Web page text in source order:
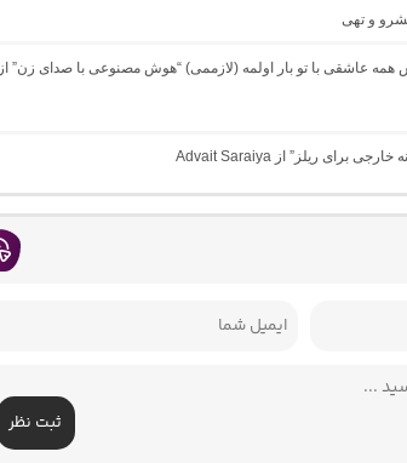
و تهی
همه عاشقی با تو بار اولمه (لازممی) “هوش مصنوعی با صدای زن” از
ثبت نظر